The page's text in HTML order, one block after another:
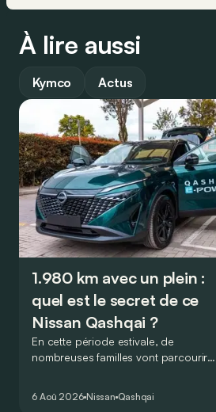
À lire aussi
Kymco Actus
1.980 km avec un plein :
quel est le secret de ce
Nissan Qashqai ?
En cette période estivale, de
nombreuses familles vont parcourir
Qashqai e-Power, il serait possible de
6 Aoû 2026 Nissan Qashqai